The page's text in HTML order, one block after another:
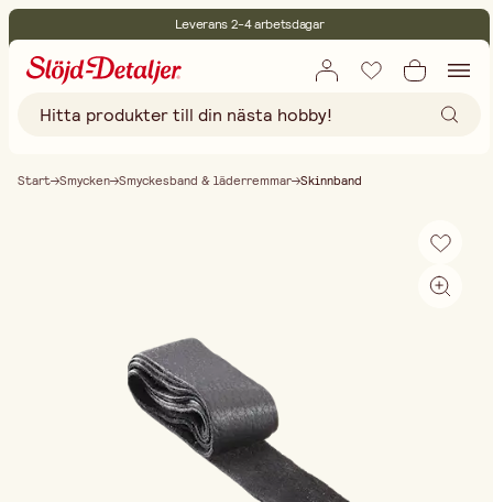
Leverans 2-4 arbetsdagar
Fri frakt vid köp över 499:-
Start Smycken Smyckesband & läderremmar Skinnband